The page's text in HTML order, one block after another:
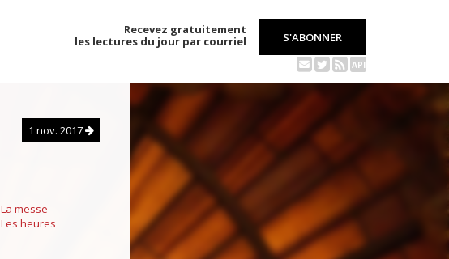
Recevez gratuitement
les lectures du jour par courriel
S'ABONNER
API
1 nov. 2017
La messe
Les heures